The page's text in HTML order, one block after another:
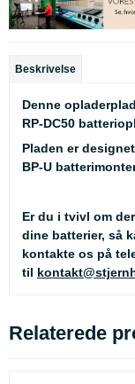
Beskrivelse
Denne
RP-DC50
Pladen er
BP-U
Er du i tvivl om
dine batterier, så
kontakte os på
til
Relaterede